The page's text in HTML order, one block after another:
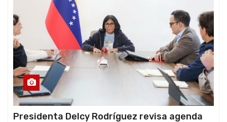
Presidenta Delcy Rodríguez revisa agenda